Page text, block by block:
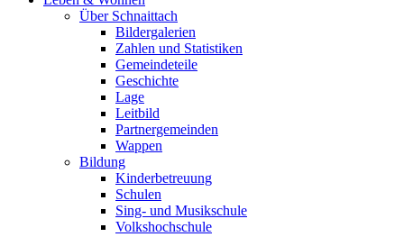
Über Schnaittach
Bildergalerien
Zahlen und Statistiken
Gemeindeteile
Geschichte
Lage
Leitbild
Partnergemeinden
Wappen
Bildung
Kinderbetreuung
Schulen
Sing- und Musikschule
Volkshochschule